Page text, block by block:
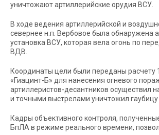
уничтожают артиллерийские орудия ВСУ.
В ходе ведения артиллерийской и
севернее н.п. Вербовое была обнаружена
установка ВСУ, которая вела огонь по
ВДВ.
Координаты цели были переданы расчету
«Гиацинт-Б» для нанесения огневого
артиллеристов-десантников осуществил
и точными выстрелами уничтожил гаубицу
Кадры объективного контроля,
БпЛА в режиме реального времени,